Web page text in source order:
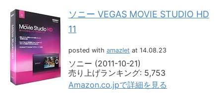
ソニー VEGAS MOVIE STUDIO HD
11
posted with amazlet at 14.08.23
ソニー (2011-10-21)
売り上げランキング: 5,753
Amazon.co.jpで詳細を見る